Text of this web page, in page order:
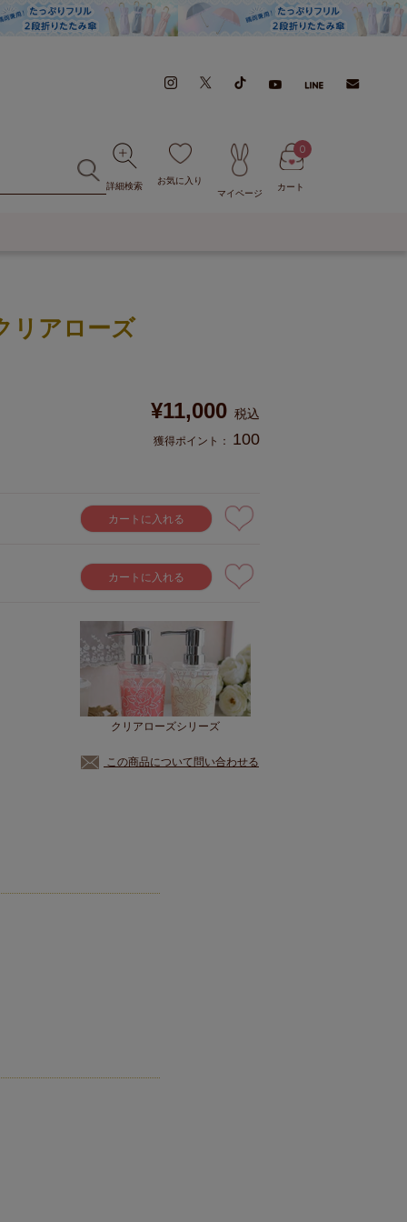
詳細検索
お気に入り
マイページ
カート
0
リアローズ
¥11,000 税込
獲得ポイント： 100
カートに入れる
カートに入れる
クリアローズシリーズ
この商品について問い合わせる